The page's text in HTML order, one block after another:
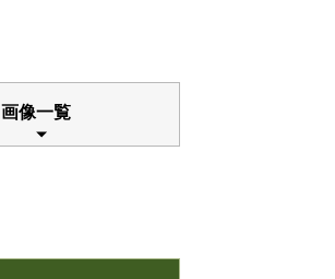
画像一覧